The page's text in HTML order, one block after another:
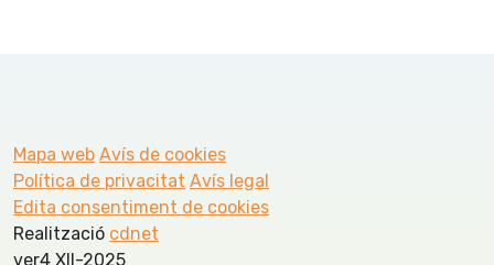
Mapa web Avís de cookies
Política de privacitat Avís legal
Edita consentiment de cookies
Realització cdnet
ver4 XII-2025